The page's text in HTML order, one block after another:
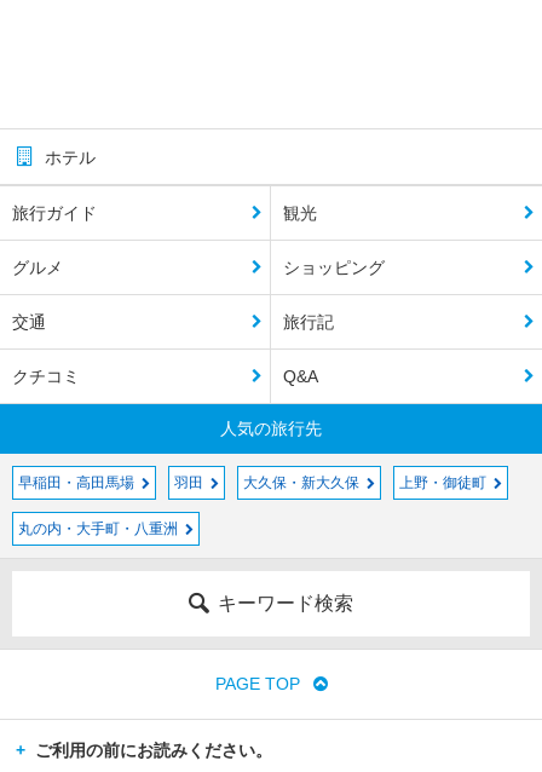
ホテル
旅行ガイド 観光
グルメ ショッピング
交通 旅行記
クチコミ Q&A
人気の旅行先
早稲田・高田馬場 羽田 大久保・新大久保 上野・御徒町
丸の内・大手町・八重洲
キーワード検索
PAGE TOP
ご利用の前にお読みください。